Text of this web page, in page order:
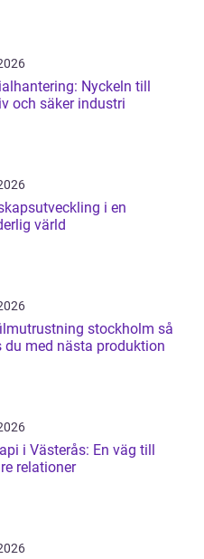
Nyckeln till
och säker industri
i en
värld
stockholm så
du med nästa produktion
i Västerås: En väg till
relationer